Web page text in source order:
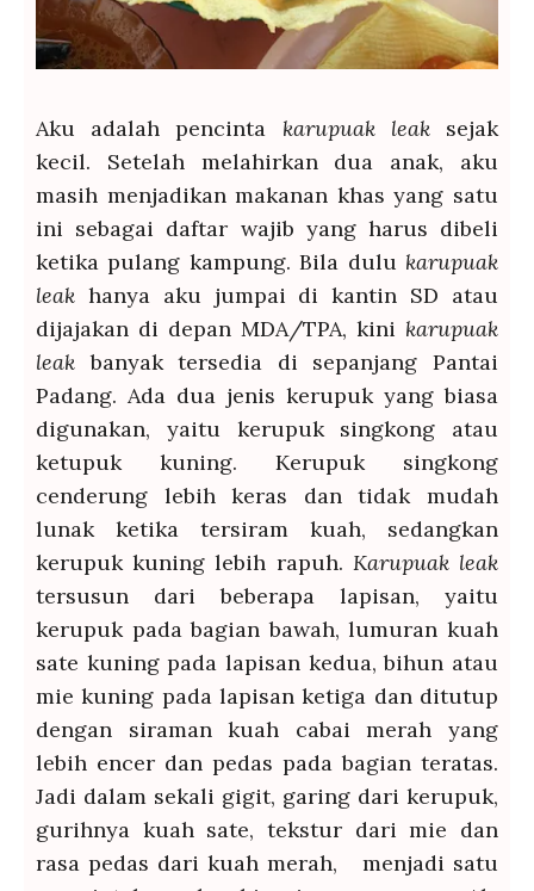
Aku adalah pencinta karupuak leaksejak
kecil. Setelah melahirkan dua anak, aku
masih menjadikan makanan khas yang satu
ini sebagai daftar wajib yang harus dibeli
ketika pulang kampung. Bila dulu karupuak
leak hanya aku jumpai di kantin SD atau
dijajakan di depan MDA/TPA, kini karupuak
leakbanyak tersedia di sepanjang Pantai
Padang. Ada dua jenis kerupuk yang biasa
digunakan, yaitu kerupuk singkong atau
ketupuk kuning. Kerupuk singkong
cenderung lebih keras dan tidak mudah
lunak ketika tersiram kuah, sedangkan
kerupuk kuning lebih rapuh. Karupuak leak
tersusun dari beberapa lapisan, yaitu
kerupuk pada bagian bawah, lumuran kuah
sate kuning pada lapisan kedua, bihun atau
mie kuning pada lapisan ketiga dan ditutup
dengan siraman kuah cabai merah yang
lebih encer dan pedas pada bagian teratas.
Jadi dalam sekali gigit, garing dari kerupuk,
gurihnya kuah sate, tekstur dari mie dan
rasa pedas dari kuah merah, menjadi satu